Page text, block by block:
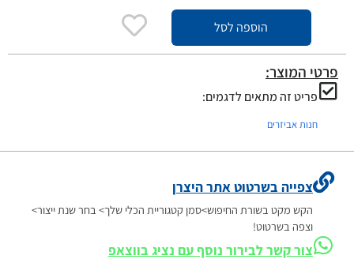
הוספה לסל
פרטי המוצר:
פריט זה מתאים לדגמים:
חנות אביזרים
צפייה בשרטוט אתר היצרן
הקש מקט בשורת החיפוש>סמן קטגוריית הכלי שלך> בחר שנת ייצור>
וצפה בשרטוט!
צור קשר לבירור נוסף עם נציג בווצאפ